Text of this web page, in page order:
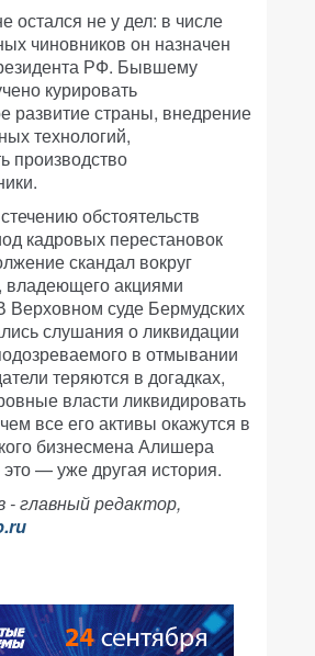
остался не у дел: в числе
чиновников он назначен
РФ. Бывшему
курировать
развитие страны, внедрение
технологий,
производство
обстоятельств
кадровых перестановок
скандал вокруг
акциями
Верховном суде Бермудских
слушания о ликвидации
в отмывании
теряются в догадках,
власти ликвидировать
все его активы окажутся в
бизнесмена Алишера
— уже другая история.
- главный редактор,